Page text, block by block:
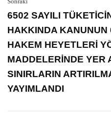
6502 SAYILI
HAKKINDA KANUNUN
HAKEM HEYETLERİ
MADDELERİNDE YER
SINIRLARIN
YAYIMLANDI